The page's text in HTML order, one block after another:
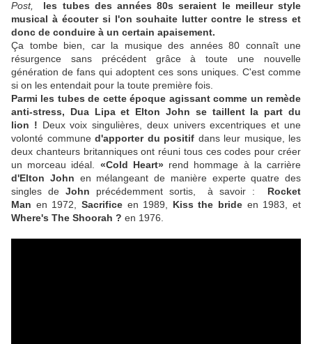
Post,
les tubes des années 80s seraient le meilleur style
musical à écouter si l'on souhaite lutter contre le stress et
donc de conduire à un certain apaisement.
Ça tombe bien, car la musique des années 80 connaît une
résurgence sans précédent grâce à toute une nouvelle
génération de fans qui adoptent ces sons uniques. C'est comme
si on les entendait pour la toute première fois.
Parmi les tubes de cette époque agissant comme un remède
anti-stress, Dua Lipa et Elton John se taillent la part du
lion ! Deux voix singulières, deux univers excentriques et une
volonté commune d'apporter du positif dans leur musique, les
deux chanteurs britanniques ont réuni tous ces codes pour créer
un morceau idéal. «Cold Heart»rend hommage à la carrière
d'Elton John en mélangeant de manière experte quatre des
singles de John précédemment sortis, à savoir : Rocket
Man en 1972, Sacrifice en 1989, Kiss the bride en 1983, et
Where's The Shoorah ? en 1976.